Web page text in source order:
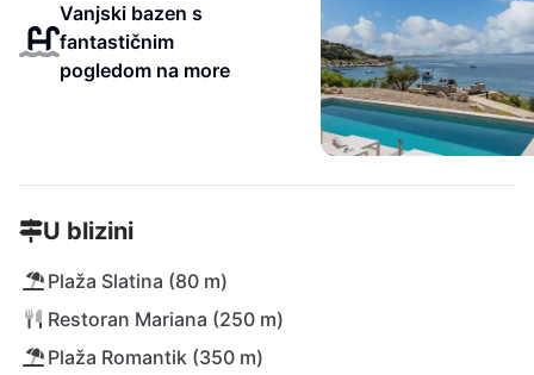
Vanjski bazen s
fantastičnim
pogledom na more
U blizini
Plaža Slatina (80 m)
Restoran Mariana (250 m)
Plaža Romantik (350 m)